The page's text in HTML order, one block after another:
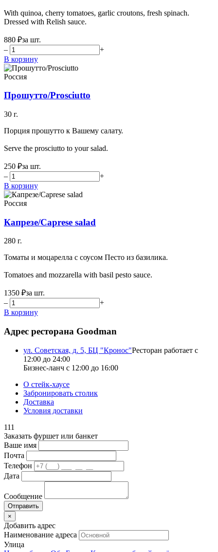
With quinoa, cherry tomatoes, garlic croutons, fresh spinach.
Dressed with Relish sauce.
880 ₽за шт.
–
+
В корзину
Россия
Прошутто/Prosciutto
30 г.
Порция прошутто к Вашему салату.
Serve the prosciutto to your salad.
250 ₽за шт.
–
+
В корзину
Россия
Капрезе/Caprese salad
280 г.
Томаты и моцарелла с соусом Песто из базилика.
Tomatoes and mozzarella with basil pesto sauce.
1350 ₽за шт.
–
+
В корзину
Адрес ресторана Goodman
ул. Советская, д. 5, БЦ "Кронос"Ресторан работает с
12:00 до 24:00
Бизнес-ланч с 12:00 до 16:00
О стейк-хаусе
Забронировать столик
Доставка
Условия доставки
111
Заказать фуршет или банкет
Ваше имя
Почта
Телефон
Дата
Сообщение
×
Добавить адрес
Наименование адреса
Улица